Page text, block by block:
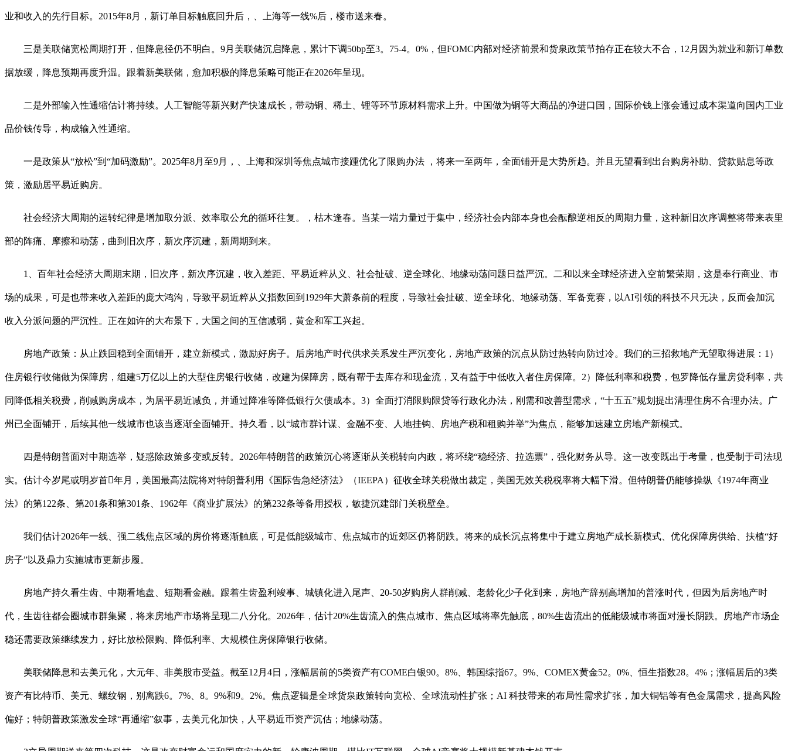
业和收入的先行目标。2015年8月，新订单目标触底回升后，、上海等一线%后，楼市送来春。
三是美联储宽松周期打开，但降息径仍不明白。9月美联储沉启降息，累计下调50bp至3。75-4。0%，但FOMC内部对经济前景和货泉政策节拍存正在较大不合，12月因为就业和新订单数
据放缓，降息预期再度升温。跟着新美联储，愈加积极的降息策略可能正在2026年呈现。
二是外部输入性通缩估计将持续。人工智能等新兴财产快速成长，带动铜、稀土、锂等环节原材料需求上升。中国做为铜等大商品的净进口国，国际价钱上涨会通过成本渠道向国内工业
品价钱传导，构成输入性通缩。
一是政策从“放松”到“加码激励”。2025年8月至9月，、上海和深圳等焦点城市接踵优化了限购办法 ，将来一至两年，全面铺开是大势所趋。并且无望看到出台购房补助、贷款贴息等政
策，激励居平易近购房。
社会经济大周期的运转纪律是增加取分派、效率取公允的循环往复。，枯木逢春。当某一端力量过于集中，经济社会内部本身也会酝酿逆相反的周期力量，这种新旧次序调整将带来表里
部的阵痛、摩擦和动荡，曲到旧次序，新次序沉建，新周期到来。
1、百年社会经济大周期末期，旧次序，新次序沉建，收入差距、平易近粹从义、社会扯破、逆全球化、地缘动荡问题日益严沉。二和以来全球经济进入空前繁荣期，这是奉行商业、市
场的成果，可是也带来收入差距的庞大鸿沟，导致平易近粹从义指数回到1929年大萧条前的程度，导致社会扯破、逆全球化、地缘动荡、军备竞赛，以AI引领的科技不只无决，反而会加沉
收入分派问题的严沉性。正在如许的大布景下，大国之间的互信减弱，黄金和军工兴起。
房地产政策：从止跌回稳到全面铺开，建立新模式，激励好房子。后房地产时代供求关系发生严沉变化，房地产政策的沉点从防过热转向防过冷。我们的三招救地产无望取得进展：1）
住房银行收储做为保障房，组建5万亿以上的大型住房银行收储，改建为保障房，既有帮于去库存和现金流，又有益于中低收入者住房保障。2）降低利率和税费，包罗降低存量房贷利率，共
同降低相关税费，削减购房成本，为居平易近减负，并通过降准等降低银行欠债成本。3）全面打消限购限贷等行政化办法，刚需和改善型需求，“十五五”规划提出清理住房不合理办法。广
州已全面铺开，后续其他一线城市也该当逐渐全面铺开。持久看，以“城市群计谋、金融不变、人地挂钩、房地产税和租购并举”为焦点，能够加速建立房地产新模式。
四是特朗普面对中期选举，疑惑除政策多变或反转。2026年特朗普的政策沉心将逐渐从关税转向内政，将环绕“稳经济、拉选票”，强化财务从导。这一改变既出于考量，也受制于司法现
实。估计今岁尾或明岁首年月，美国最高法院将对特朗普利用《国际告急经济法》（IEEPA）征收全球关税做出裁定，美国无效关税税率将大幅下滑。但特朗普仍能够操纵《1974年商业
法》的第122条、第201条和第301条、1962年《商业扩展法》的第232条等备用授权，敏捷沉建部门关税壁垒。
我们估计2026年一线、强二线焦点区域的房价将逐渐触底，可是低能级城市、焦点城市的近郊区仍将阴跌。将来的成长沉点将集中于建立房地产成长新模式、优化保障房供给、扶植“好
房子”以及鼎力实施城市更新步履。
房地产持久看生齿、中期看地盘、短期看金融。跟着生齿盈利竣事、城镇化进入尾声、20-50岁购房人群削减、老龄化少子化到来，房地产辞别高增加的普涨时代，但因为后房地产时
代，生齿往都会圈城市群集聚，将来房地产市场将呈现二八分化。2026年，估计20%生齿流入的焦点城市、焦点区域将率先触底，80%生齿流出的低能级城市将面对漫长阴跌。房地产市场企
稳还需要政策继续发力，好比放松限购、降低利率、大规模住房保障银行收储。
美联储降息和去美元化，大元年、非美股市受益。截至12月4日，涨幅居前的5类资产有COME白银90。8%、韩国综指67。9%、COMEX黄金52。0%、恒生指数28。4%；涨幅居后的3类
资产有比特币、美元、螺纹钢，别离跌6。7%、8。9%和9。2%。焦点逻辑是全球货泉政策转向宽松、全球流动性扩张；AI 科技带来的布局性需求扩张，加大铜铝等有色金属需求，提高风险
偏好；特朗普政策激发全球“再通缩”叙事，去美元化加快，人平易近币资产沉估；地缘动荡。